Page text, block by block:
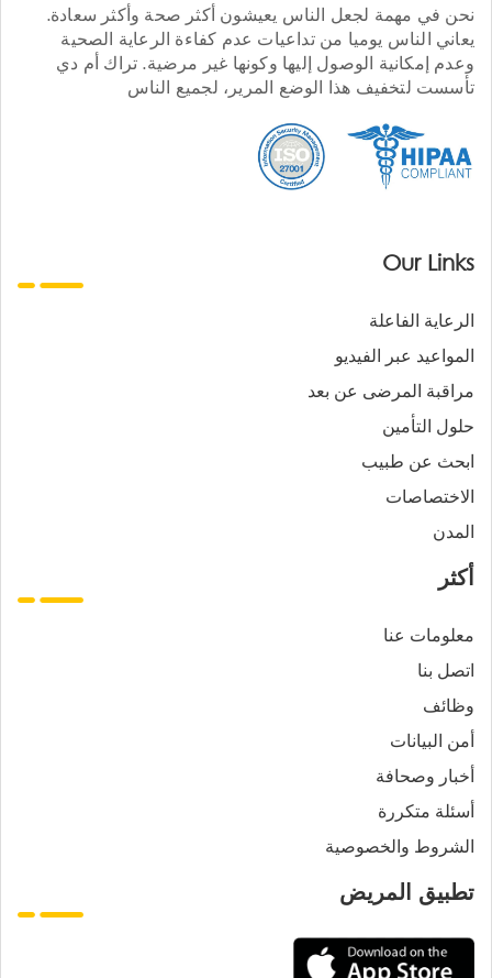
نحن في مهمة لجعل الناس يعيشون أكثر صحة وأكثر سعادة.
يعاني الناس يوميا من تداعيات عدم كفاءة الرعاية الصحية
وعدم إمكانية الوصول إليها وكونها غير مرضية. تراك أم دي
تأسست لتخفيف هذا الوضع المرير، لجميع الناس
Our Links
الرعاية الفاعلة
المواعيد عبر الفيديو
مراقبة المرضى عن بعد
حلول التأمين
ابحث عن طبيب
الاختصاصات
المدن
أكثر
معلومات عنا
اتصل بنا
وظائف
أمن البيانات
أخبار وصحافة
أسئلة متكررة
الشروط والخصوصية
تطبيق المريض